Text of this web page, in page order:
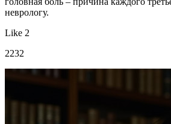
неврологу.
Like 2
2232